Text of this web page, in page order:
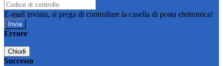
E-mail inviata, si prega di controllare la casella di posta elettronica!
Errore
Chiudi
Successo